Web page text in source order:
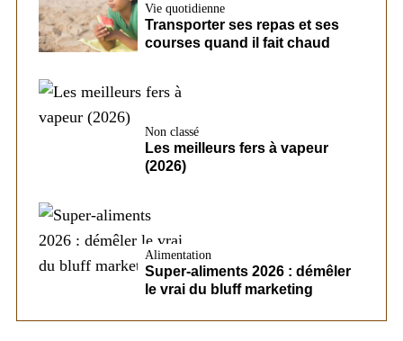
Vie quotidienne
Transporter ses repas et ses
courses quand il fait chaud
Non classé
Les meilleurs fers à vapeur
(2026)
Alimentation
Super-aliments 2026 : démêler
le vrai du bluff marketing